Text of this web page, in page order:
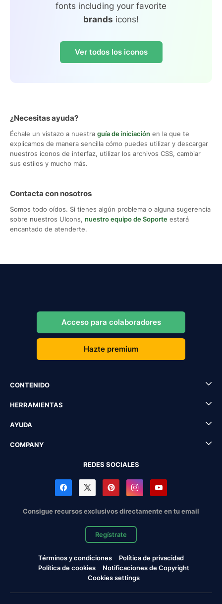
fonts including your favorite
brands icons!
Ver todos los iconos
¿Necesitas ayuda?
Échale un vistazo a nuestra guía de iniciación en la que te
explicamos de manera sencilla cómo puedes utilizar y descargar
nuestros iconos de interfaz, utilizar los archivos CSS, cambiar
sus estilos y mucho más.
Contacta con nosotros
Somos todo oídos. Si tienes algún problema o alguna sugerencia
sobre nuestros UIcons, nuestro equipo de Soporte estará
encantado de atenderte.
Acceso para colaboradores
Hazte premium
CONTENIDO
HERRAMIENTAS
AYUDA
COMPANY
REDES SOCIALES
Consigue recursos exclusivos directamente en tu email
Regístrate
Términos y condiciones
Política de privacidad
Política de cookies
Notificaciones de Copyright
Cookies settings